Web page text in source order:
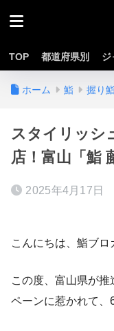
TOP 都道府県別 ジ
ホーム 鮨 握り
スタイリッシ
店！富山「鮨
2025年4月17日
こんにちは、鮨ブ
この度、富山県が
ペーンに惹かれて、